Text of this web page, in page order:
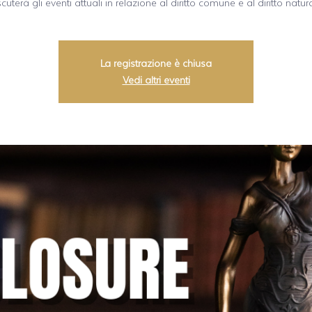
La registrazione è chiusa
Vedi altri eventi